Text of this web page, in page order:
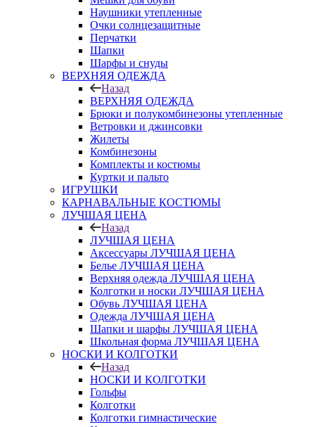
Наушники утепленные
Очки солнцезащитные
Перчатки
Шапки
Шарфы и снуды
ВЕРХНЯЯ ОДЕЖДА
Назад
ВЕРХНЯЯ ОДЕЖДА
Брюки и полукомбинезоны утепленные
Ветровки и джинсовки
Жилеты
Комбинезоны
Комплекты и костюмы
Куртки и пальто
ИГРУШКИ
КАРНАВАЛЬНЫЕ КОСТЮМЫ
ЛУЧШАЯ ЦЕНА
Назад
ЛУЧШАЯ ЦЕНА
Аксессуары ЛУЧШАЯ ЦЕНА
Белье ЛУЧШАЯ ЦЕНА
Верхняя одежда ЛУЧШАЯ ЦЕНА
Колготки и носки ЛУЧШАЯ ЦЕНА
Обувь ЛУЧШАЯ ЦЕНА
Одежда ЛУЧШАЯ ЦЕНА
Шапки и шарфы ЛУЧШАЯ ЦЕНА
Школьная форма ЛУЧШАЯ ЦЕНА
НОСКИ И КОЛГОТКИ
Назад
НОСКИ И КОЛГОТКИ
Гольфы
Колготки
Колготки гимнастические